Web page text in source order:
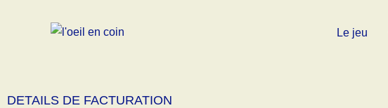
Le jeu
DETAILS DE FACTURATION